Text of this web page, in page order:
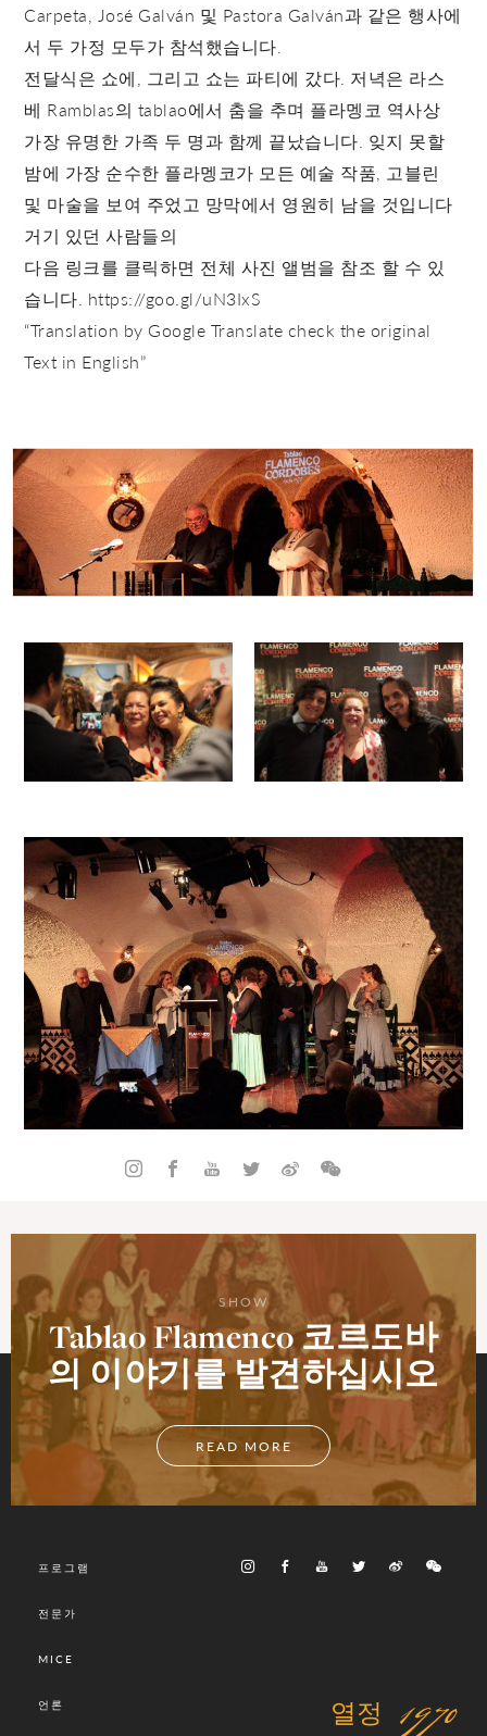
Carpeta, José Galván 및 Pastora Galván과 같은 행사에
서 두 가정 모두가 참석했습니다.
전달식은 쇼에, 그리고 쇼는 파티에 갔다. 저녁은 라스
베 Ramblas의 tablao에서 춤을 추며 플라멩코 역사상
가장 유명한 가족 두 명과 함께 끝났습니다. 잊지 못할
밤에 가장 순수한 플라멩코가 모든 예술 작품, 고블린
및 마술을 보여 주었고 망막에서 영원히 남을 것입니다
거기 있던 사람들의
다음 링크를 클릭하면 전체 사진 앨범을 참조 할 수 있
습니다. https://goo.gl/uN3IxS
“Translation by Google Translate check the original
Text in English”
SHOW
Tablao Flamenco 코르도바
의 이야기를 발견하십시오
READ MORE
프로그램
전문가
MICE
언론 열정 1970